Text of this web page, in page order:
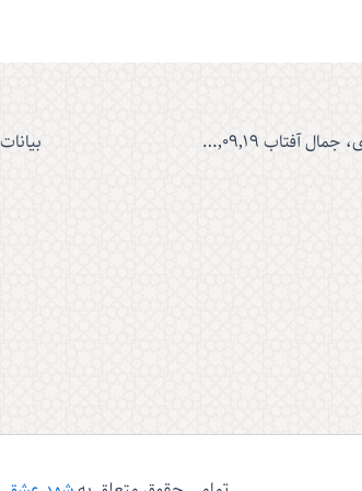
بیانات استاد غفاری، جمال آفتاب 1403,09,19